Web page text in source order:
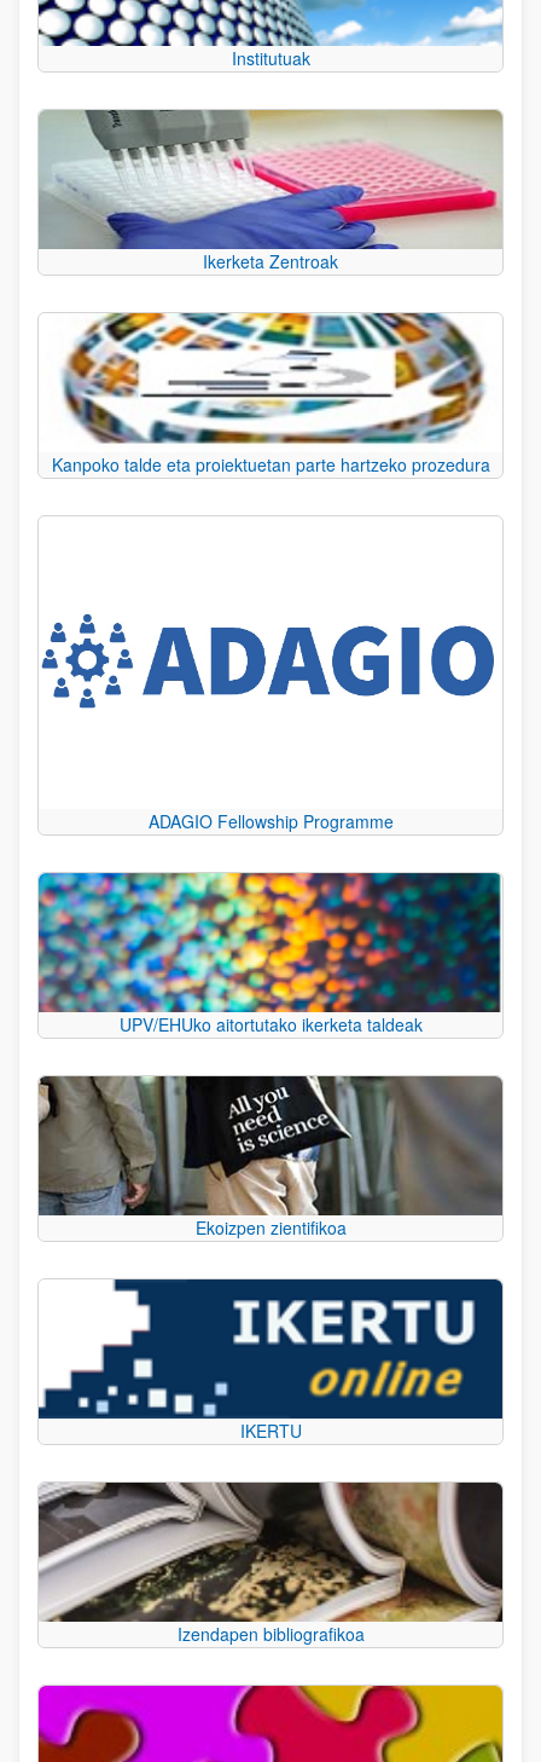
Institutuak
Ikerketa Zentroak
Kanpoko talde eta proiektuetan parte hartzeko prozedura
ADAGIO Fellowship Programme
UPV/EHUko aitortutako ikerketa taldeak
Ekoizpen zientifikoa
IKERTU
Izendapen bibliografikoa